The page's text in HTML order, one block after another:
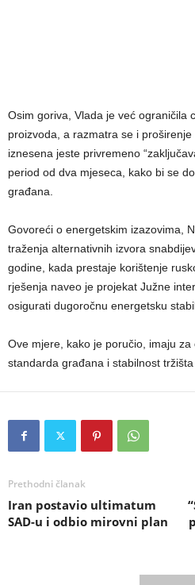
Osim goriva, Vlada je već ograničila
proizvoda, a razmatra se i
iznesena jeste privremeno
period od dva mjeseca, kako bi se
građana.
Govoreći o energetskim izazovima,
traženja alternativnih izvora
godine, kada prestaje korištenje
rješenja naveo je projekat Južne
osigurati dugoročnu energetsku
Ove mjere, kako je poručio, imaju
standarda građana i stabilnost
Prethodni članak
Iran postavio ultimatum
SAD-u i odbio mirovni plan